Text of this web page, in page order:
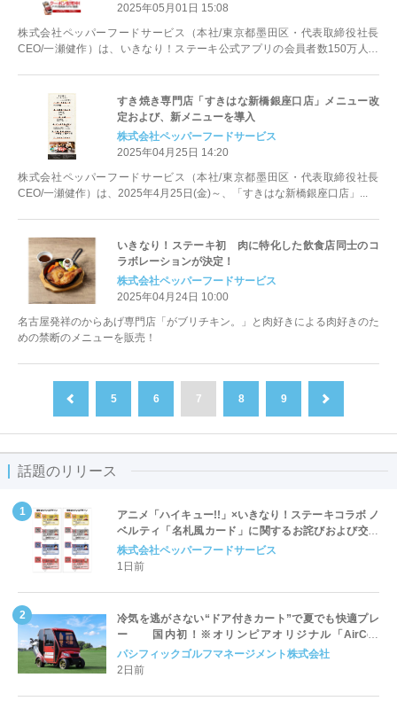
2025年05月01日 15:08
株式会社ペッパーフードサービス（本社/東京都墨田区・代表取締役社長
CEO/一瀬健作）は、いきなり！ステーキ公式アプリの会員者数150万人達
すき焼き専門店「すきはな新橋銀座口店」メニュー改
定および、新メニューを導入
株式会社ペッパーフードサービス
2025年04月25日 14:20
株式会社ペッパーフードサービス（本社/東京都墨田区・代表取締役社長
CEO/一瀬健作）は、2025年4月25日(金)～、「すきはな新橋銀座口店」...
いきなり！ステーキ初 肉に特化した飲食店同士のコ
ラボレーションが決定！
株式会社ペッパーフードサービス
2025年04月24日 10:00
名古屋発祥のからあげ専門店「がブリチキン。」と肉好きによる肉好きのた
めの禁断のメニューを販売！
5 6 7 8 9
話題のリリース
アニメ「ハイキュー!!」×いきなり！ステーキコラボ ノ
ベルティ「名札風カード」に関するお詫びおよび交換
対応についてのご案内
株式会社ペッパーフードサービス
1日前
冷気を逃がさない“ドア付きカート”で夏でも快適プレ
ー 国内初！※オリンピアオリジナル「AirCon
Cart（エアコンカート）」導入 | ＰＧＭ
パシフィックゴルフマネージメント株式会社
2日前